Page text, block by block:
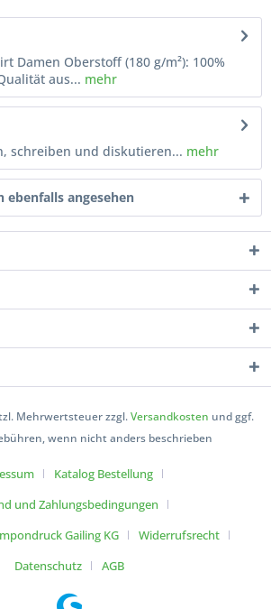
Damen Oberstoff (180 g/m²): 100%
aus... mehr
schreiben und diskutieren... mehr
ebenfalls angesehen
Mehrwertsteuer zzgl.Versandkosten und ggf.
wenn nicht anders beschrieben
Katalog Bestellung
und Zahlungsbedingungen
Gailing KG
Widerrufsrecht
Datenschutz
AGB